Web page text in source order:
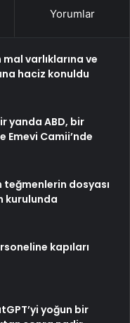
Yorumlar
mal varlıklarına ve
haciz konuldu
yanda ABD, bir
Emevi Camii’nde
teğmenlerin dosyası
kurulunda
kapıları
yoğun bir